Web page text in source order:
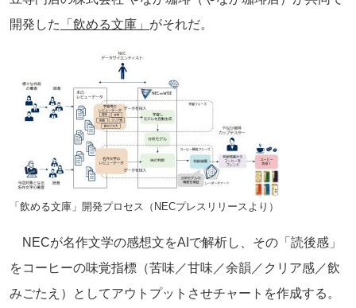
開発した
「飲める文庫」 がそれだ。
「飲める文庫」開発プロセス（NECプレスリリースより）
NECが名作文学の感想文をAIで解析し、その「読後感」
をコーヒーの味覚指標（苦味／甘味／余韻／クリア感／飲
みごたえ）としてアウトプットさせチャートを作成する。